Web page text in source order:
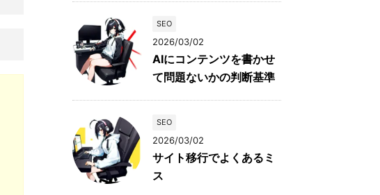
SEO
2026/03/02
AIにコンテンツを書かせ
て問題ないかの判断基準
SEO
2026/03/02
サイト移行でよくあるミ
ス